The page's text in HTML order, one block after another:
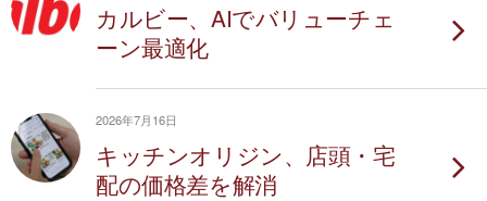
カルビー、AIでバリューチェ
ーン最適化
2026年7月16日
キッチンオリジン、店頭・宅
配の価格差を解消